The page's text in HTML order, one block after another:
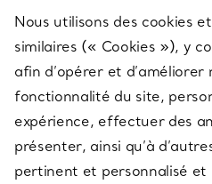
SERVICES
À PROPOS
QUESTIONS LÉGALES
Nous utilisons des cookies
similaires (« Cookies »), y
afin d’opérer et
fonctionnalité du site,
expérience, effectuer des
présenter, ainsi qu’à
pertinent et personnalisé et